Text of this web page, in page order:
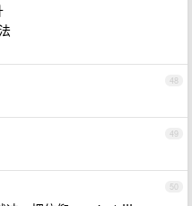
48
49
50